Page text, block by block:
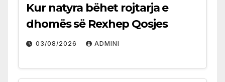
Kur natyra bëhet rojtarja e
dhomës së Rexhep Qosjes
03/08/2026 ADMINI